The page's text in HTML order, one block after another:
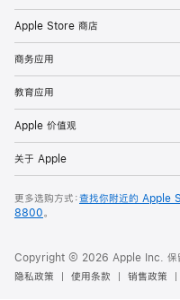
Apple Store 商店
商务应用
教育应用
Apple 价值观
关于 Apple
更多选购方式：查找你附近的 Apple
8800。
Copyright © 2026 Apple Inc. 保留
隐私政策
使用条款 销售政策